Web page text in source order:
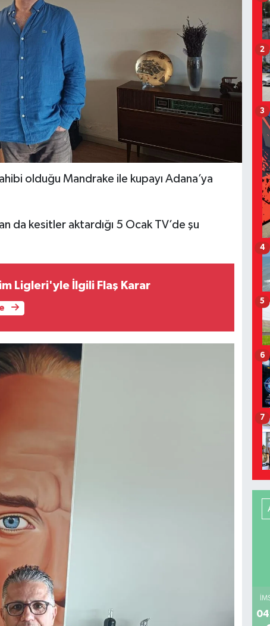
olduğu Mandrake ile kupayı Adana’ya
da kesitler aktardığı 5 Ocak TV’de şu
Ligleri'yle İlgili Flaş Karar
2
3
4
5
6
7